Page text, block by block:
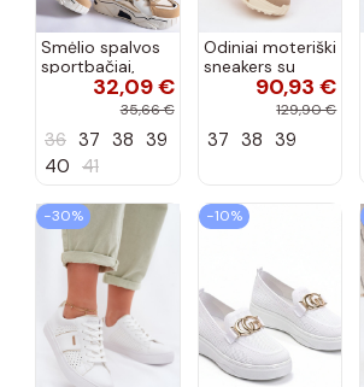
Smėlio spalvos
sportbačiai,
dekoruoti Valdez
cirkonio virvele
32,09 €
35,66 €
36 37 38 39
40 41
Odiniai moteriški
sneakers su
platforma D&A
CR61-3133
90,93 €
129,90 €
37 38 39
−30% −10%